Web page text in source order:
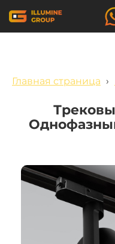
Главная страница ›